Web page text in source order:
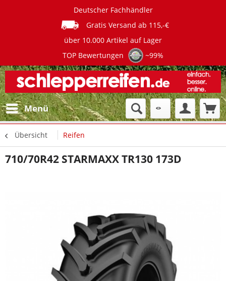
Deutscher Fachhändler
Gratis Versand ab 115,-€
über 10.000 Artikel auf Lager
TOP Bewertungen
~99%
Menü
Übersicht Reifen
710/70R42 STARMAXX TR130 173D